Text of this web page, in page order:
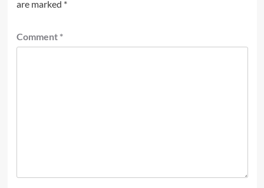
are marked *
Comment *